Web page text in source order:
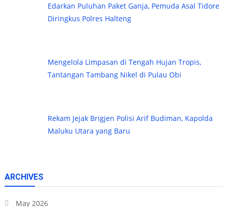
Edarkan Puluhan Paket Ganja, Pemuda Asal Tidore
Diringkus Polres Halteng
Mengelola Limpasan di Tengah Hujan Tropis,
Tantangan Tambang Nikel di Pulau Obi
Rekam Jejak Brigjen Polisi Arif Budiman, Kapolda
Maluku Utara yang Baru
ARCHIVES
May 2026